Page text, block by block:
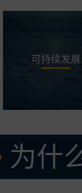
可持续发展
为什